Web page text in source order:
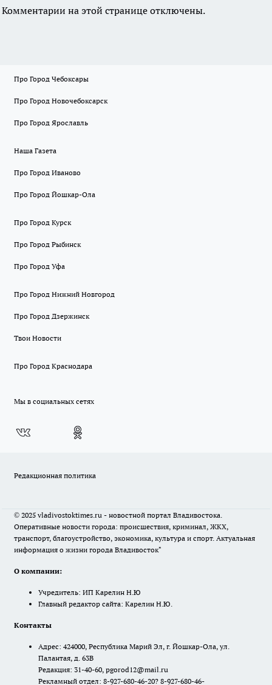
Комментарии на этой странице отключены.
Про Город Чебоксары
Про Город Новочебоксарск
Про Город Ярославль
Наша Газета
Про Город Иваново
Про Город Йошкар-Ола
Про Город Курск
Про Город Рыбинск
Про Город Уфа
Про Город Нижний Новгород
Про Город Дзержинск
Твои Новости
Про Город Краснодара
Мы в социальных сетях
Редакционная политика
© 2025 vladivostoktimes.ru - новостной портал Владивостока.
Оперативные новости города: происшествия, криминал, ЖКХ,
транспорт, благоустройство, экономика, культура и спорт. Актуальная
информация о жизни города Владивосток"
О компании:
Учредитель: ИП Карелин Н.Ю
Главный редактор сайта: Карелин Н.Ю.
Контакты
Адрес: 424000, Республика Марий Эл, г. Йошкар-Ола, ул.
Палантая, д. 63В
Редакция: 31-40-60, pgorod12@mail.ru
Рекламный отдел: 8-927-680-46-20? 8-927-680-46-